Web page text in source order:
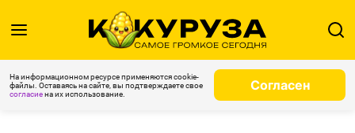
На информационном ресурсе применяются cookie-
файлы. Оставаясь на сайте, вы подтверждаете свое
согласиена их использование.
Согласен